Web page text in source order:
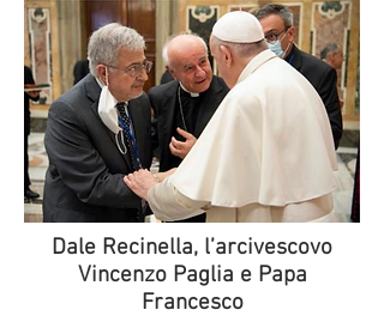
Dale Recinella, l’arcivescovo
Vincenzo Paglia e Papa
Francesco